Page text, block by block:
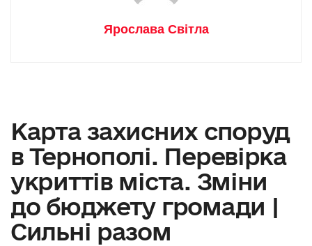
Ярослава Світла
Карта захисних споруд
в Тернополі. Перевірка
укриттів міста. Зміни
до бюджету громади |
Сильні разом